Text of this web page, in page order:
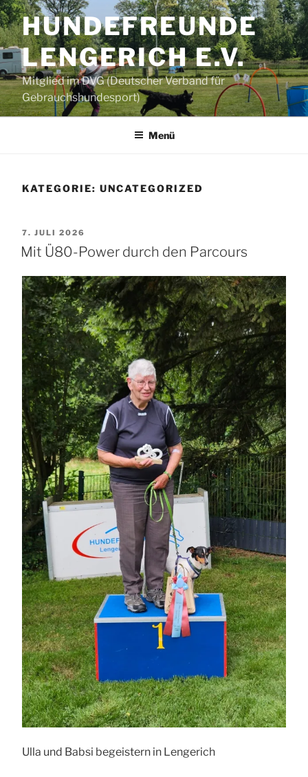
Zum
Inhalt
springenHUNDEFREUNDE
LENGERICH E.V.
Mitglied im DVG (Deutscher Verband für
Gebrauchshundesport)
Menü
KATEGORIE: UNCATEGORIZED
VERÖFFENTLICHT
AM
7. JULI 2026
Mit Ü80-Power durch den Parcours
Ulla und Babsi begeistern in Lengerich